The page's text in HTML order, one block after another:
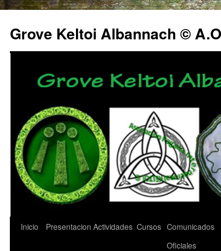
Grove Keltoi Albannach ©
Saltar
Inicio Presentacion Actividades Cursos Comunicados
Oficiales